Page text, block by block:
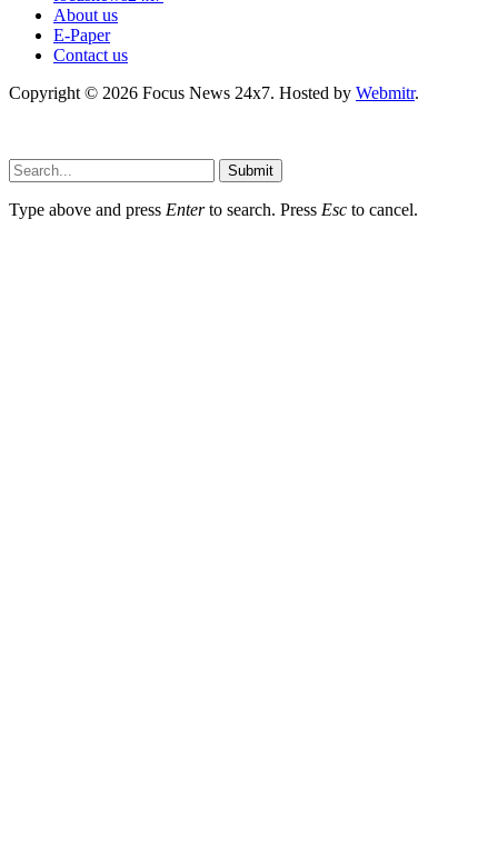
About us
E-Paper
Contact us
Copyright © 2026 Focus News 24x7. Hosted by Webmitr.
Submit
Type above and press Enterto search. Press Esc to cancel.